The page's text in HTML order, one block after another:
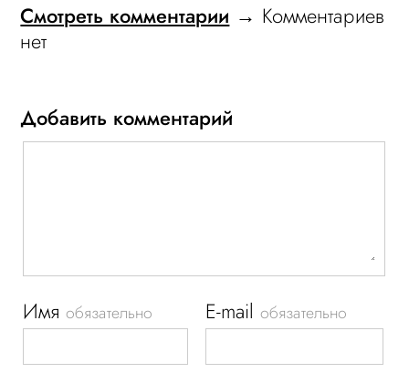
Смотреть комментарии → Комментариев
нет
Добавить комментарий
Имяобязательно E-mailобязательно